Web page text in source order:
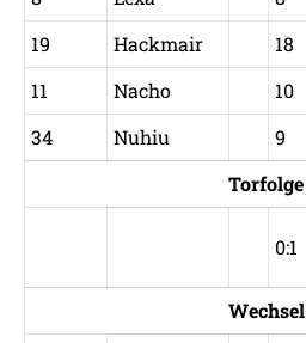
19
Hackmair 18
11
Nacho 10
34
Nuhiu 9
Torfolge
0:1
Wechsel